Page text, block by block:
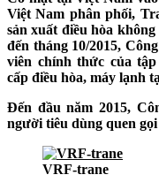
Việt Nam phân phối,
sản xuất điều hòa
đến tháng 10/2015,
viên chính thức của
cấp điều hòa, máy lạnh
Đến đầu năm 2015,
người tiêu dùng quen
VRF-trane